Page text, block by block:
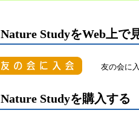
Nature StudyをWeb上で
友の会に
Nature